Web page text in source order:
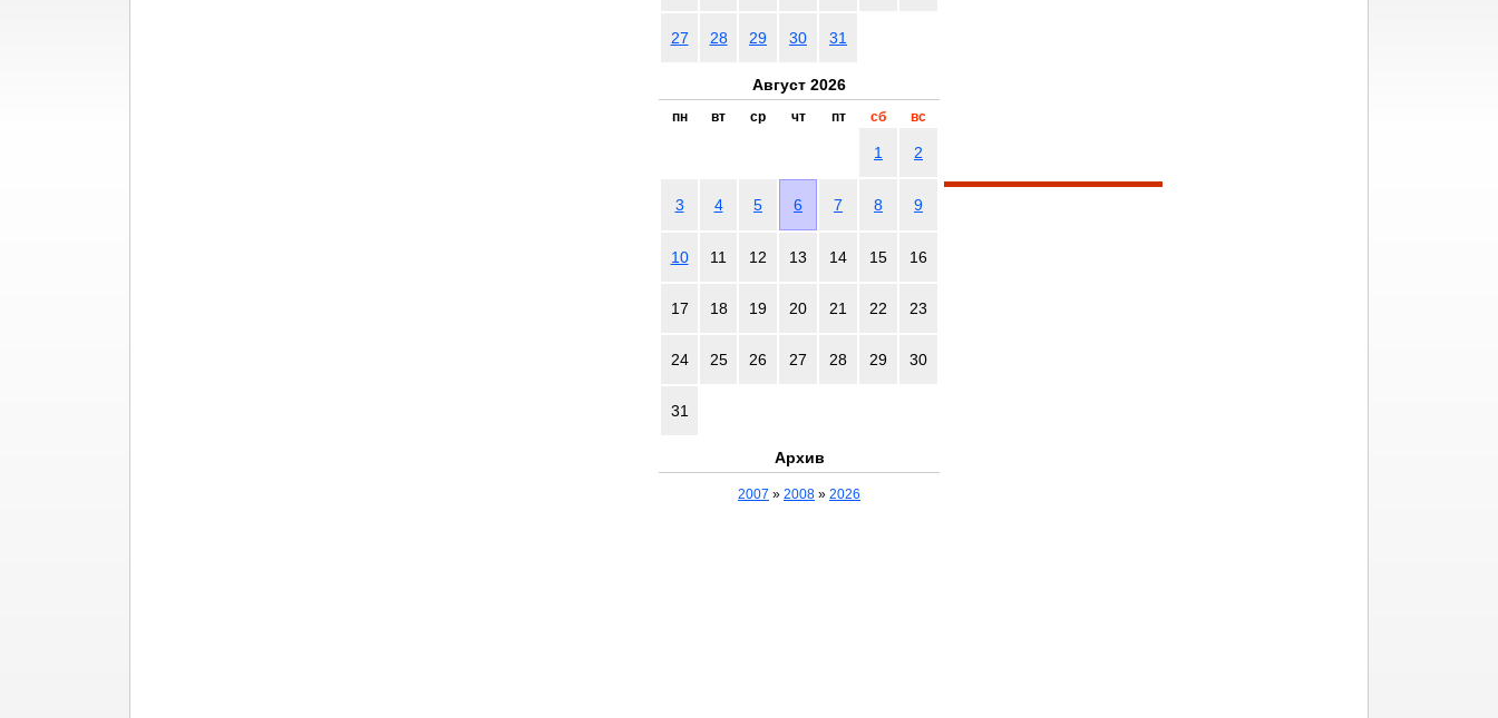
27 28 29 30 31
Август 2026
пн вт ср чт пт сб вс
1 2
3 4 5 6 7 8 9
10 11 12 13 14 15 16
17 18 19 20 21 22 23
24 25 26 27 28 29 30
31
Архив
2007 » 2008 » 2026